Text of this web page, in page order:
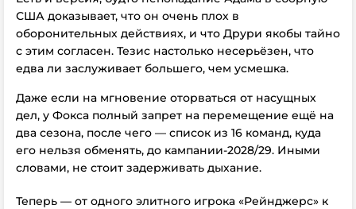
США доказывает, что он очень плох в
оборонительных действиях, и что Друри якобы тайно
с этим согласен. Тезис настолько несерьёзен, что
едва ли заслуживает большего, чем усмешка.
Даже если на мгновение оторваться от насущных
дел, у Фокса полный запрет на перемещение ещё на
два сезона, после чего — список из 16 команд, куда
его нельзя обменять, до кампании-2028/29. Иными
словами, не стоит задерживать дыхание.
Теперь — от одного элитного игрока «Рейнджерс» к